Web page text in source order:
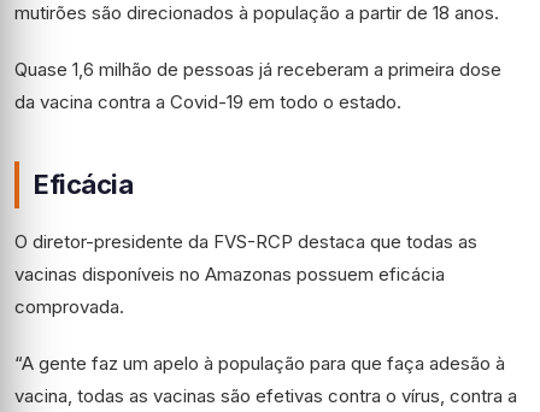
mutirões são direcionados à população a partir de 18 anos.
Quase 1,6 milhão de pessoas já receberam a primeira dose
da vacina contra a Covid-19 em todo o estado.
Eficácia
O diretor-presidente da FVS-RCP destaca que todas as
vacinas disponíveis no Amazonas possuem eficácia
comprovada.
“A gente faz um apelo à população para que faça adesão à
vacina, todas as vacinas são efetivas contra o vírus, contra a